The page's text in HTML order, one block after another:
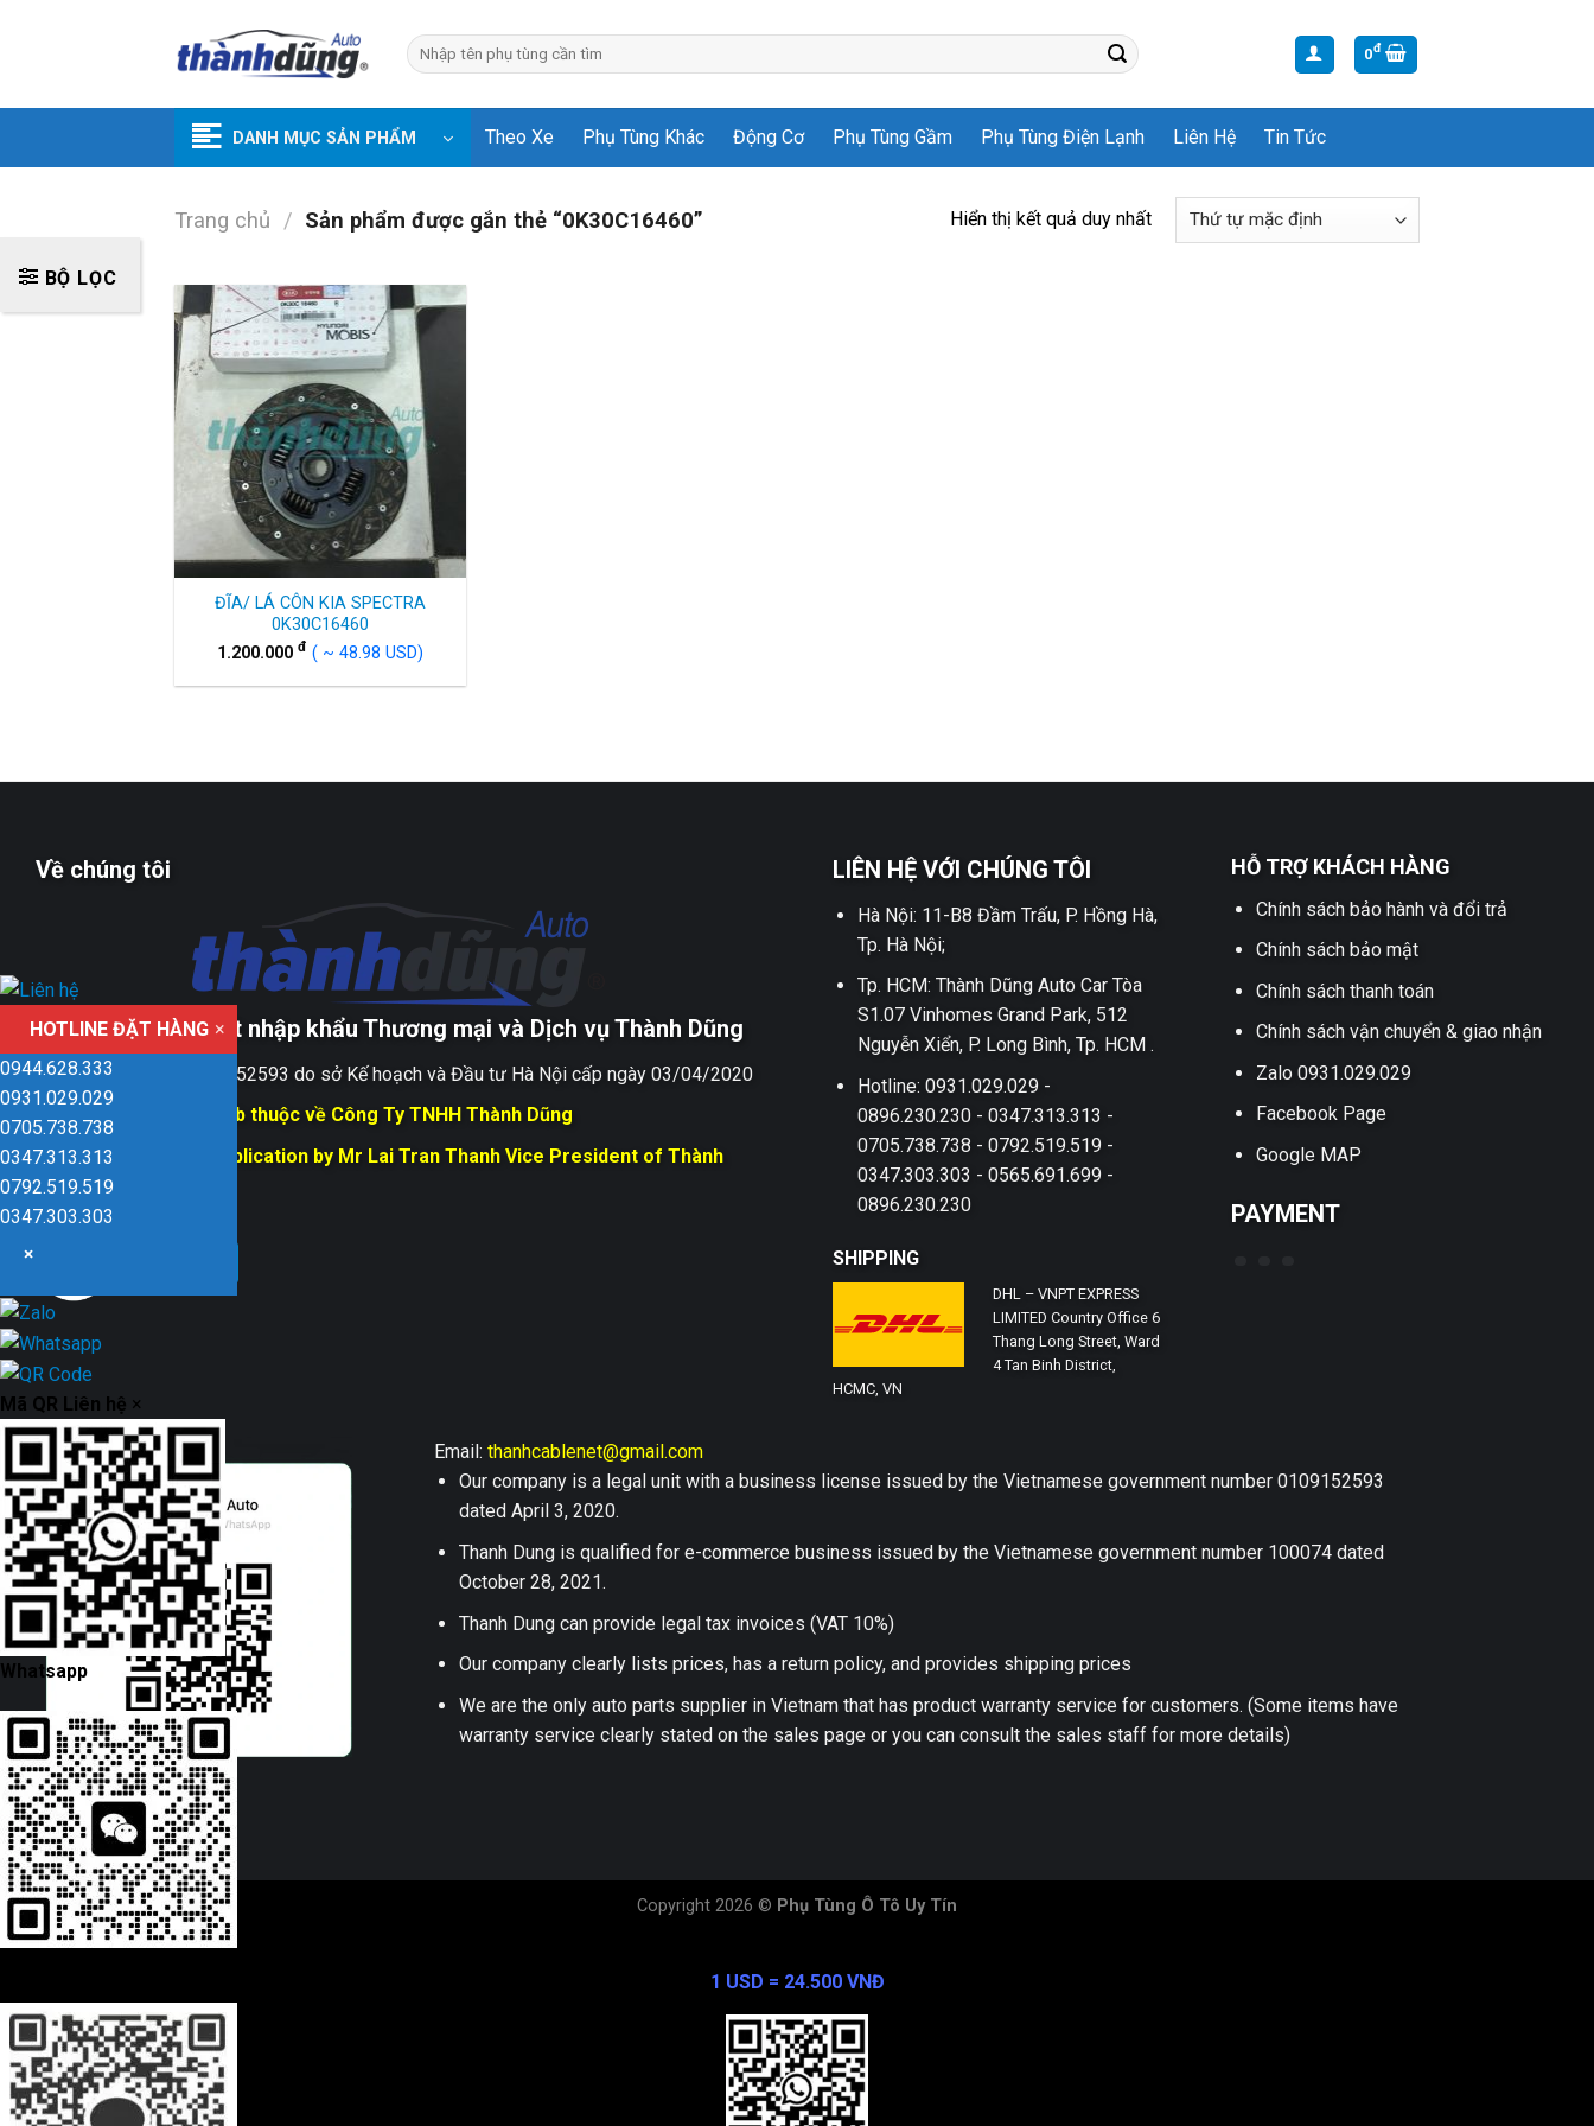
Tìm
kiếm:
0đ
DANH MỤC SẢN PHẨM Theo Xe Phụ Tùng Khác Động Cơ Phụ Tùng Gầm Phụ Tùng Điện Lạnh Liên Hệ Tin Tức
Trang chủ / Sản phẩm được gắn thẻ “0K30C16460”
BỘ LỌC
Hiển thị kết quả duy nhất
ĐĨA/ LÁ CÔN KIA SPECTRA
0K30C16460
1.200.000 đ ( ~ 48.98 USD)
Về chúng tôi
Công ty TNHH xuất nhập khẩu Thương mại và Dịch vụ Thành Dũng
Giấy ĐKKD số 0109152593 do sở Kế hoạch và Đầu tư Hà Nội cấp ngày 03/04/2020
Bản quyền trang web thuộc về Công Ty TNHH Thành Dũng
Responsible for Publication by Mr Lai Tran Thanh Vice President of Thành
Dũng company
LIÊN HỆ VỚI CHÚNG TÔI
Hà Nội: 11-B8 Đầm Trấu, P. Hồng Hà,
Tp. Hà Nội;
Tp. HCM: Thành Dũng Auto Car Tòa
S1.07 Vinhomes Grand Park, 512
Nguyễn Xiển, P. Long Bình, Tp. HCM .
Hotline: 0931.029.029 -
0896.230.230 - 0347.313.313 -
0705.738.738 - 0792.519.519 -
0347.303.303 - 0565.691.699 -
0896.230.230
SHIPPING
DHL – VNPT EXPRESS
LIMITED Country Office 6
Thang Long Street, Ward
4 Tan Binh District,
HCMC, VN
HỖ TRỢ KHÁCH HÀNG
Chính sách bảo hành và đổi trả
Chính sách bảo mật
Chính sách thanh toán
Chính sách vận chuyển & giao nhận
Zalo 0931.029.029
Facebook Page
Google MAP
PAYMENT
Email: thanhcablenet@gmail.com
Our company is a legal unit with a business license issued by the Vietnamese government number 0109152593
dated April 3, 2020.
Thanh Dung is qualified for e-commerce business issued by the Vietnamese government number 100074 dated
October 28, 2021.
Thanh Dung can provide legal tax invoices (VAT 10%)
Our company clearly lists prices, has a return policy, and provides shipping prices
We are the only auto parts supplier in Vietnam that has product warranty service for customers. (Some items have
warranty service clearly stated on the sales page or you can consult the sales staff for more details)
Copyright 2026 © Phụ Tùng Ô Tô Uy Tín
HOTLINE ĐẶT HÀNG ×
0944.628.333
0931.029.029
0705.738.738
0347.313.313
0792.519.519
0347.303.303
×
Mã QR Liên hệ ×
Whatsapp
1 USD = 24.500 VNĐ